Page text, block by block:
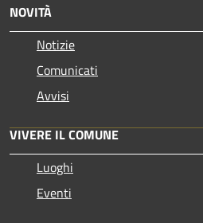
NOVITÀ
Notizie
Comunicati
Avvisi
VIVERE IL COMUNE
Luoghi
Eventi